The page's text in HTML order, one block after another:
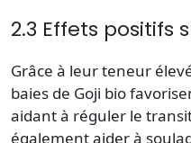
2.3 Effets positifs
Grâce à leur teneur
baies de Goji bio
aidant à réguler le
également aider à